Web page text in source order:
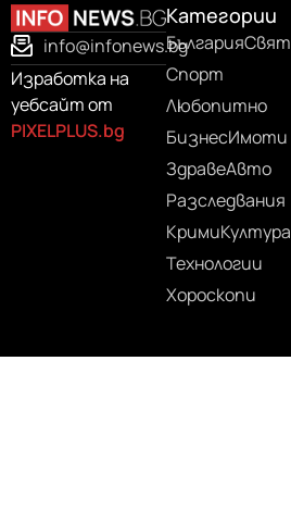
info@infonews.bg
Изработка на
уебсайт от
PIXELPLUS.bg
Категории
БългарияСвят
Спорт
Любопитно
БизнесИмоти
ЗдравеАвто
Разследвания
КримиКултура
Технологии
Хороскопи